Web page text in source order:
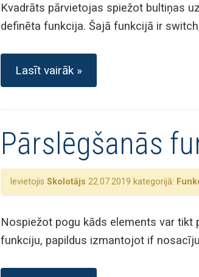
Kvadrāts pārvietojas spiežot bultiņas
definēta funkcija. Šajā funkcijā ir
Lasīt vairāk »
Pārslēgšanās
Ievietojis Skolotājs 22.07.2019 kategorijā:
Nospiežot pogu kāds elements var
funkciju, papildus izmantojot if